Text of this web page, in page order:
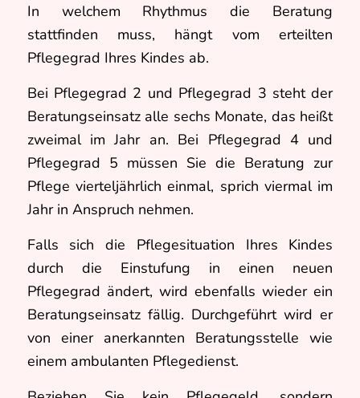
In welchem Rhythmus die Beratung
stattfinden muss, hängt vom erteilten
Pflegegrad Ihres Kindes ab.
Bei Pflegegrad 2 und Pflegegrad 3 steht der
Beratungseinsatz alle sechs Monate, das heißt
zweimal im Jahr an. Bei Pflegegrad 4 und
Pflegegrad 5 müssen Sie die Beratung zur
Pflege vierteljährlich einmal, sprich viermal im
Jahr in Anspruch nehmen.
Falls sich die Pflegesituation Ihres Kindes
durch die Einstufung in einen neuen
Pflegegrad ändert, wird ebenfalls wieder ein
Beratungseinsatz fällig. Durchgeführt wird er
von einer anerkannten Beratungsstelle wie
einem ambulanten Pflegedienst.